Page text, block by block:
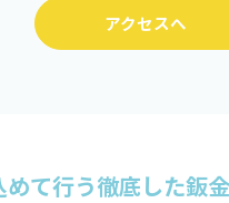
アクセスへ
めて行う徹底した鈑